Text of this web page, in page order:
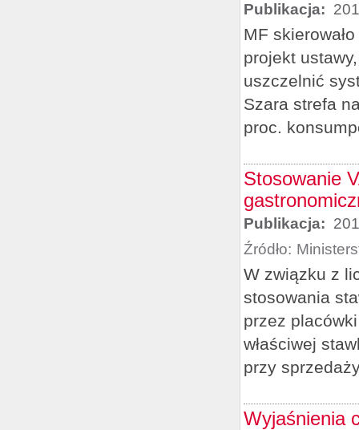
Publikacja:
MF
projekt
uszczelnić
Szara strefa
proc.
Stosowanie
Publikacja:
Źródło:
W związku z
stosowania
przez
właściwej
przy
Wyjaśnienia